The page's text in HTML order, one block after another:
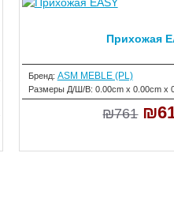
Бренд: ASM MEBLE (PL)
Размеры Д/Ш/В: 0.00cm x 0.00cm x
Прихожая
₪761